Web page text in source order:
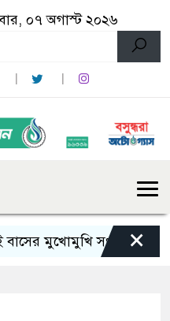
০৭ অগাস্ট ২০২৬
মুখোমুখি সংঘর্ষে নিহত বেড়ে
×